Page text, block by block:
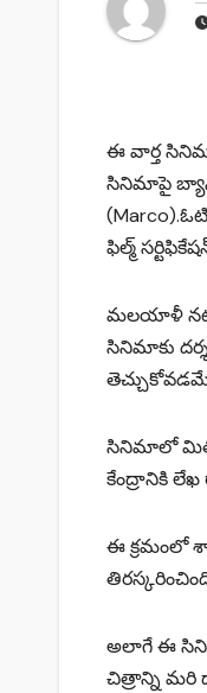
ఈ వార్త
సినిమాపై
ఫిల్మ్
మలయాళీ
సినిమాకు
తెచ్చుకోవ‌డ‌మే
సినిమాలో
కేంద్రానికి
ఈ క్రమంలో
అలాగే ఈ
చిత్రాన్ని మ‌రి